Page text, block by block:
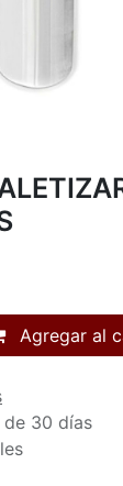
Agregar al
30 días